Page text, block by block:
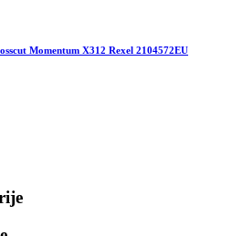
Momentum X312 Rexel 2104572EU